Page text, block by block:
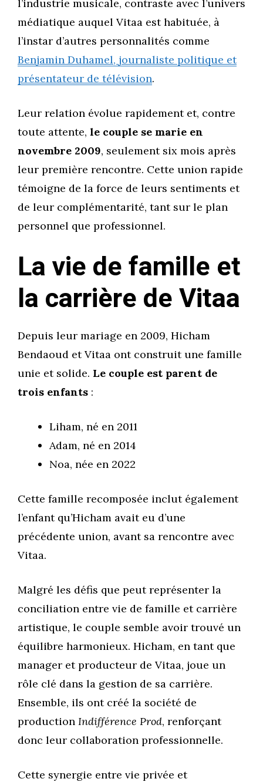
l’industrie musicale, contraste avec l’univers
médiatique auquel Vitaa est habituée, à
l’instar d’autres personnalités comme
Benjamin Duhamel, journaliste politique et
présentateur de télévision.
Leur relation évolue rapidement et, contre
toute attente, le couple se marie en
novembre 2009, seulement six mois après
leur première rencontre. Cette union rapide
témoigne de la force de leurs sentiments et
de leur complémentarité, tant sur le plan
personnel que professionnel.
La vie de famille et
la carrière de Vitaa
Depuis leur mariage en 2009, Hicham
Bendaoud et Vitaa ont construit une famille
unie et solide. Le couple est parent de
trois enfants :
Liham, né en 2011
Adam, né en 2014
Noa, née en 2022
Cette famille recomposée inclut également
l’enfant qu’Hicham avait eu d’une
précédente union, avant sa rencontre avec
Vitaa.
Malgré les défis que peut représenter la
conciliation entre vie de famille et carrière
artistique, le couple semble avoir trouvé un
équilibre harmonieux. Hicham, en tant que
manager et producteur de Vitaa, joue un
rôle clé dans la gestion de sa carrière.
Ensemble, ils ont créé la société de
production Indifférence Prod, renforçant
donc leur collaboration professionnelle.
Cette synergie entre vie privée et